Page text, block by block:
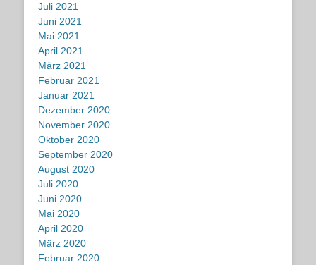
Juli 2021
Juni 2021
Mai 2021
April 2021
März 2021
Februar 2021
Januar 2021
Dezember 2020
November 2020
Oktober 2020
September 2020
August 2020
Juli 2020
Juni 2020
Mai 2020
April 2020
März 2020
Februar 2020